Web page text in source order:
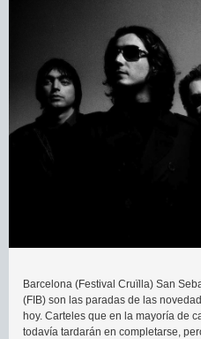
Barcelona (Festival Cruïlla) San
(FIB) son las paradas de las
hoy. Carteles que en la mayoría de
todavía tardarán en completarse,